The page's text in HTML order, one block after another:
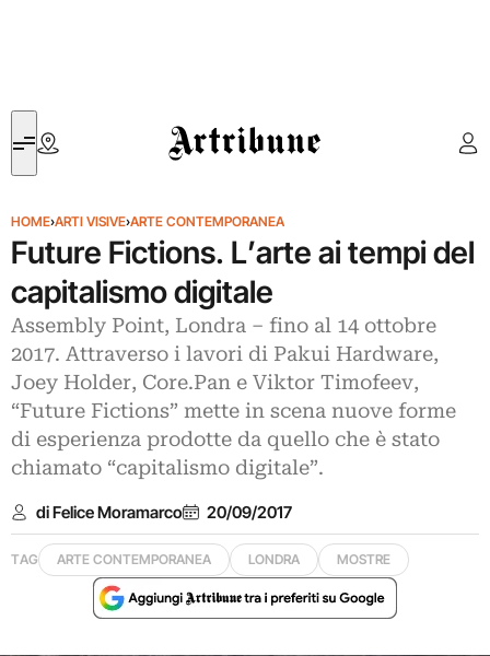
Artribune
HOME›ARTI VISIVE›ARTE CONTEMPORANEA
Future Fictions. L’arte ai tempi del
capitalismo digitale
Assembly Point, Londra ‒ fino al 14 ottobre
2017. Attraverso i lavori di Pakui Hardware,
Joey Holder, Core.Pan e Viktor Timofeev,
“Future Fictions” mette in scena nuove forme
di esperienza prodotte da quello che è stato
chiamato “capitalismo digitale”.
di Felice Moramarco 20/09/2017
TAG ARTE CONTEMPORANEA LONDRA MOSTRE